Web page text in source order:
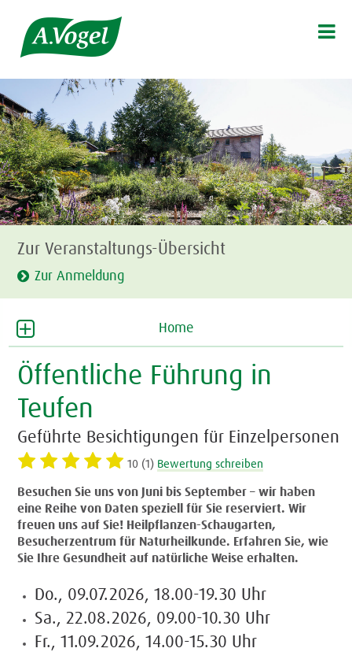

Zur Veranstaltungs-Übersicht
Zur Anmeldung
Home
Öffentliche Führung in
Teufen
Geführte Besichtigungen für Einzelpersonen
10 (1) Bewertung schreiben
Besuchen Sie uns von Juni bis September – wir haben
eine Reihe von Daten speziell für Sie reserviert. Wir
freuen uns auf Sie! Heilpflanzen-Schaugarten,
Besucherzentrum für Naturheilkunde. Erfahren Sie, wie
Sie Ihre Gesundheit auf natürliche Weise erhalten.
Do., 09.07.2026, 18.00-19.30 Uhr
Sa., 22.08.2026, 09.00-10.30 Uhr
Fr., 11.09.2026, 14.00-15.30 Uhr